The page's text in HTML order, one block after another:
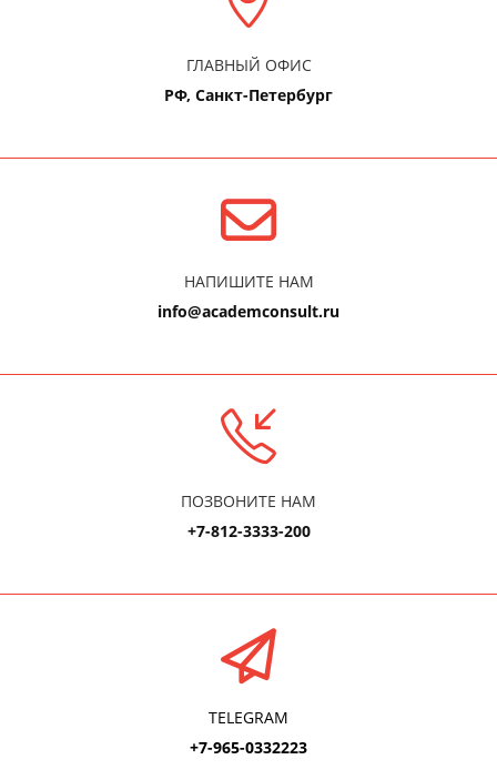
ГЛАВНЫЙ ОФИС
РФ, Санкт-Петербург
НАПИШИТЕ НАМ
info@academconsult.ru
ПОЗВОНИТЕ НАМ
+7-812-3333-200
TELEGRAM
+7-965-0332223